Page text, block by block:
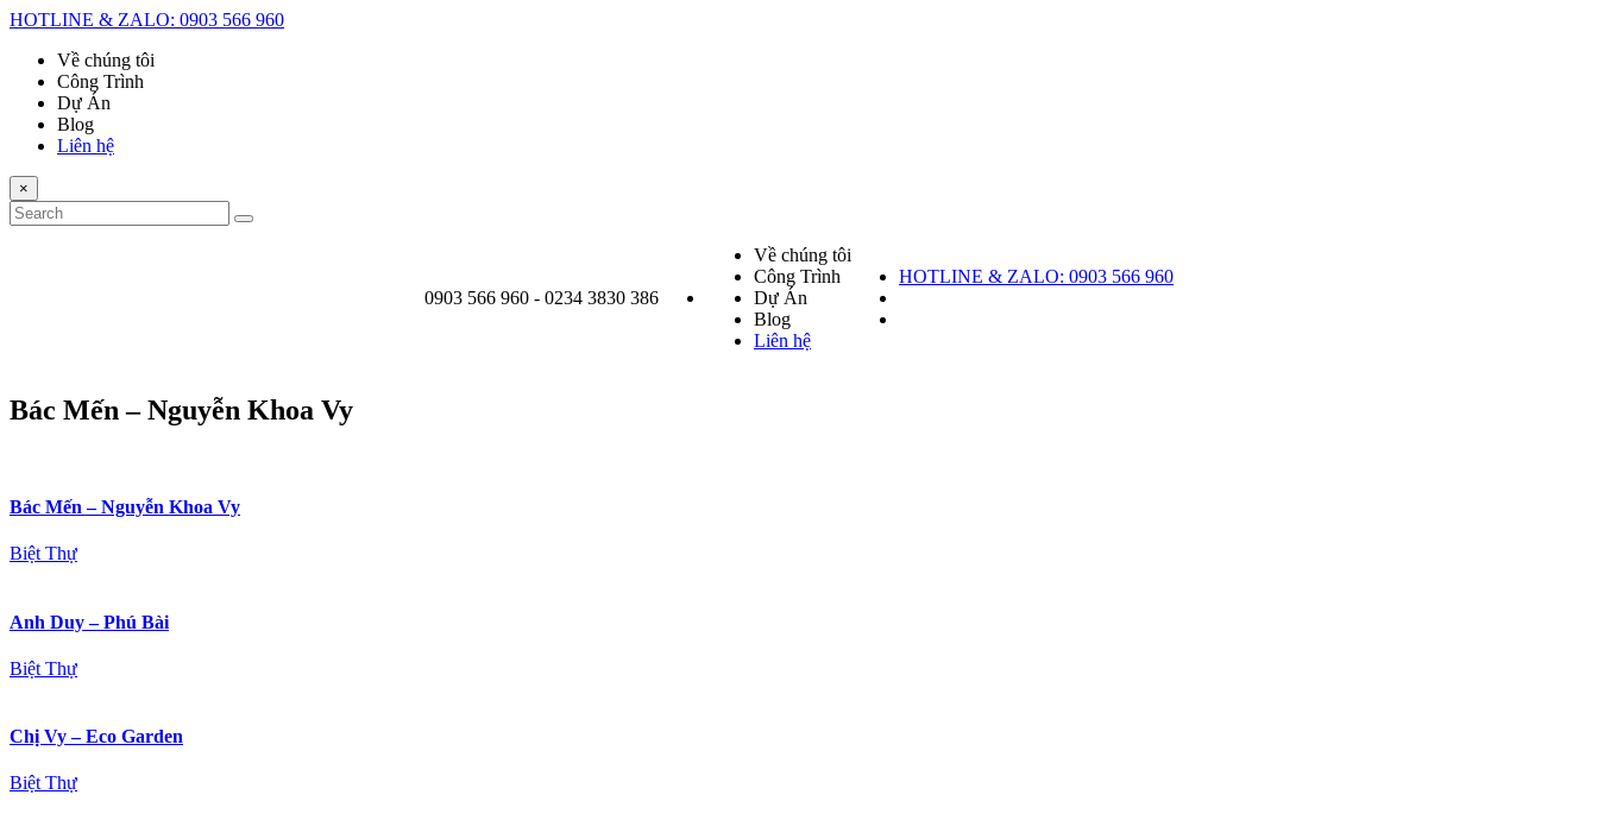
HOTLINE & ZALO: 0903 566 960
Về chúng tôi
Công Trình
Dự Án
Blog
Liên hệ
×
0903 566 960 - 0234 3830 386
Về chúng tôi
Công Trình
Dự Án
Blog
Liên hệ
HOTLINE & ZALO: 0903 566 960
Bác Mến – Nguyễn Khoa Vy
Bác Mến – Nguyễn Khoa Vy
Biệt Thự
Anh Duy – Phú Bài
Biệt Thự
Chị Vy – Eco Garden
Biệt Thự